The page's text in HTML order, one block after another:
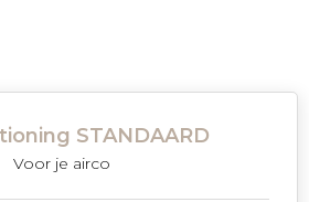
STANDAARD
Voor je airco